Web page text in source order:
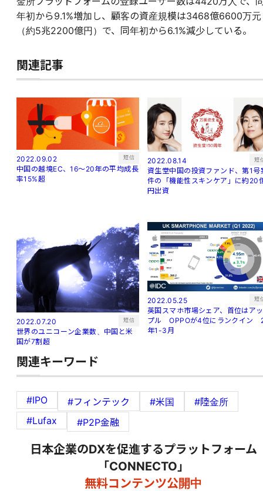
年初から9.1%増加し、顧客の資産規模は3468億6600万元
（約5兆2200億円）で、同年初から6.1%減少している。
関連記事
2022.09.02 短信
中国の越境EC、16～20年の平均成長
率15%超
2022.08.14 短
資生堂中国の投資ファンド、第1号
件の「機能性スキンケア」に約20
円出資
2022.07.20 短信
世界のユニコーン企業数、中国と米
国が7割超
2022.05.25 短
英国スマホ市場シェア、首位はアッ
プル OPPOが4位にランクイン
年1-3月
関連キーワード
#IPO #フィンテック #米国
#陸金所
#Lufax
#P2P金融
日本企業のDXを促進するプラットフォーム
「CONNECTO」
無料コンテンツ公開中